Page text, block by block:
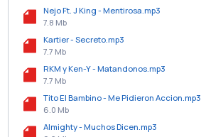
Nejo Ft. J King - Mentirosa.mp3
7.8 Mb
Kartier - Secreto.mp3
7.7 Mb
RKM y Ken-Y - Matandonos.mp3
7.7 Mb
Tito El Bambino - Me Pidieron Accion.mp3
6.0 Mb
Almighty - Muchos Dicen.mp3